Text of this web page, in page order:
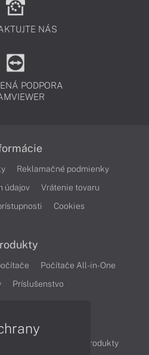
NÁS
PODPORA
Reklamačné podmienky
údajov
Vrátenie tovaru
Cookies
Počítače All-in-One
Príslušenstvo
Články
Produkty